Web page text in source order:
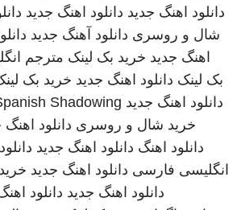
دانلود اهنگ جدید دانلود اهنگ جدید
شال و روسری دانلود آهنگ جدید
اهنگ جدید خرید بک لینک مترجم
بک لینک دانلود اهنگ جدید خرید بک
دانلود اهنگ جدید Shadowing
خرید شال و روسری دانلود اهنگ
دانلود اهنگ دانلود اهنگ جدید
انگلیسی فارسی دانلود اهنگ جدید
دانلود اهنگ جدید دانلود